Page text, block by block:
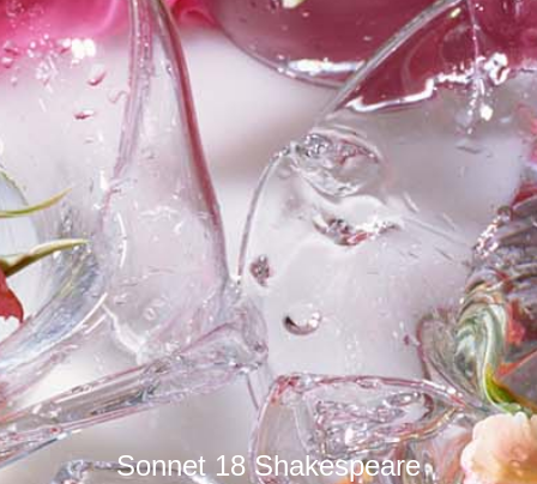
Sonnet 18 Shakespeare